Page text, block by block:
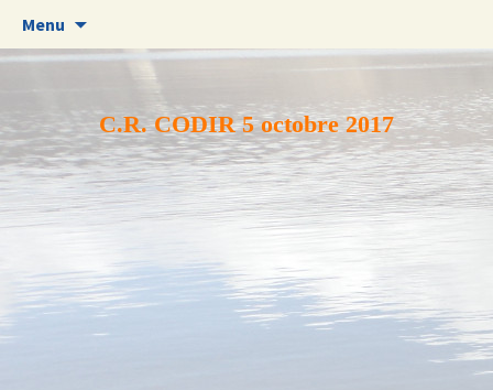
Menu
contenu
C.R. CODIR 5 octobre 2017